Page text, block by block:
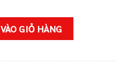
số lượngGIỎ HÀNG